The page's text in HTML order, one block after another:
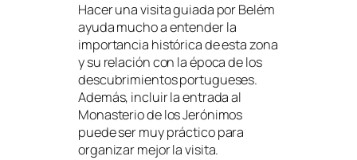
Hacer una visita guiada por Belém
ayuda mucho a entender la
importancia histórica de esta zona
y su relación con la época de los
descubrimientos portugueses.
Además, incluir la entrada al
Monasterio de los Jerónimos
puede ser muy práctico para
organizar mejor la visita.